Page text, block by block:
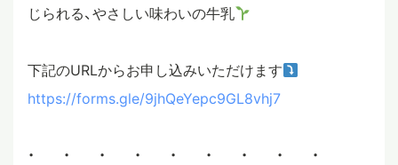
じられる、やさしい味わいの牛乳
下記のURLからお申し込みいただけます
https://forms.gle/9jhQeYepc9GL8vhj7
・ ・ ・ ・ ・ ・ ・ ・ ・